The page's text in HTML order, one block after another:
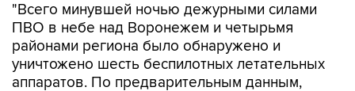
"Всего минувшей ночью дежурными силами
ПВО в небе над Воронежем и четырьмя
районами региона было обнаружено и
уничтожено шесть беспилотных летательных
аппаратов. По предварительным данным,